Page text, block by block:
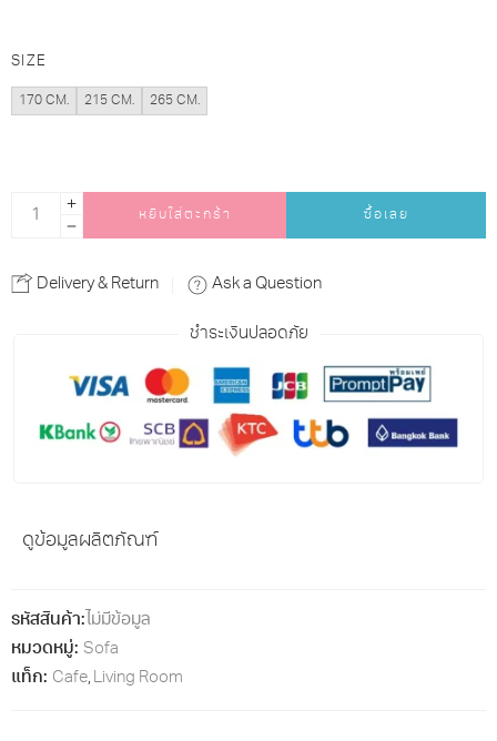
SIZE
170 CM. 215 CM. 265 CM.
หยิบใส่ตะกร้า ซื้อเลย
Delivery & Return Ask a Question
ชำระเงินปลอดภัย
ดูข้อมูลผลิตภัณฑ์
รหัสสินค้า: ไม่มีข้อมูล
หมวดหมู่: Sofa
แท็ก: Cafe, Living Room